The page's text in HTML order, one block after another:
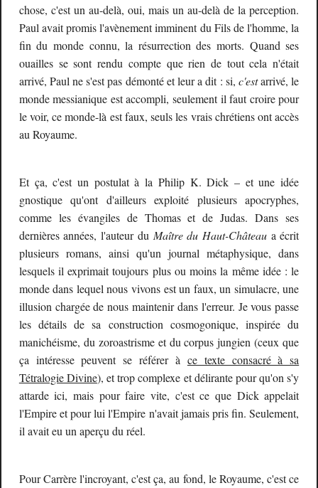
chose, c'est un au-delà, oui, mais un au-delà de la perception.
Paul avait promis l'avènement imminent du Fils de l'homme, la
fin du monde connu, la résurrection des morts. Quand ses
ouailles se sont rendu compte que rien de tout cela n'était
arrivé, Paul ne s'est pas démonté et leur a dit : si, c'estarrivé, le
monde messianique est accompli, seulement il faut croire pour
le voir, ce monde-là est faux, seuls les vrais chrétiens ont accès
au Royaume.
Et ça, c'est un postulat à la Philip K. Dick – etune idée
gnostique qu'ont d'ailleurs exploité plusieurs apocryphes,
comme les évangiles de Thomas et de Judas.Dans ses
dernières années,l'auteur du Maître du Haut-Châteaua écrit
plusieurs romans, ainsi qu'un journal métaphysique, dans
lesquels il exprimait toujours plus ou moins la même idée : le
monde dans lequel nous vivons est un faux, un simulacre, une
illusion chargée de nous maintenir dans l'erreur. Je vous passe
les détails de sa construction cosmogonique, inspirée du
manichéisme, du zoroastrisme et du corpus jungien (ceux que
ça intéresse peuvent se référer à ce texte consacré à sa
Tétralogie Divine), et trop complexe et délirante pour qu'on s'y
attarde ici, mais pour faire vite, c'est ce que Dick appelait
l'Empire et pourlui l'Empire n'avait jamais pris fin.Seulement,
il avait eu un aperçu du réel.
Pour Carrère l'incroyant, c'est ça, au fond, le Royaume, c'est ce